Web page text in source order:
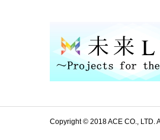
Copyright © 2018 ACE CO., LTD.